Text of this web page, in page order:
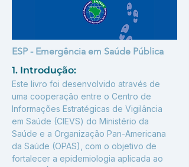
ESP - Emergência em Saúde Pública
1. Introdução:
Este livro foi desenvolvido através de
uma cooperação entre o Centro de
Informações Estratégicas de Vigilância
em Saúde (CIEVS) do Ministério da
Saúde e a Organização Pan-Americana
da Saúde (OPAS), com o objetivo de
fortalecer a epidemiologia aplicada ao